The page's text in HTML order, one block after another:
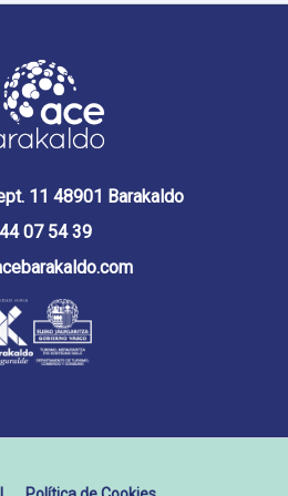
11 48901 Barakaldo
07 54 39